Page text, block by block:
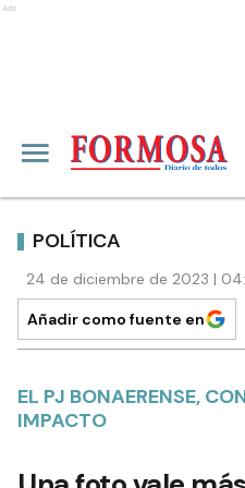
Ads
POLÍTICA
24 de diciembre de 2023 |
Añadir como fuente en
EL PJ BONAERENSE,
IMPACTO